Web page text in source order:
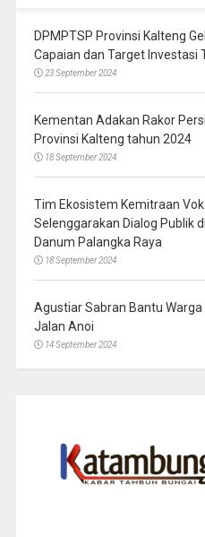
DPMPTSP Provinsi Kalteng
Capaian dan Target Investasi
23 September 2024
Kementan Adakan Rakor
Provinsi Kalteng tahun 2024
18 September 2024
Tim Ekosistem Kemitraan
Selenggarakan Dialog Publik
Danum Palangka Raya
18 September 2024
Agustiar Sabran Bantu
Jalan Anoi
14 September 2024